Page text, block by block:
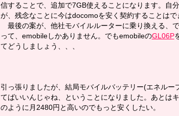
信することで、追加で7GB使えることになります。自
が、残念なことに今はdocomoを安く契約することはで
最後の案が、他社モバイルルーターに乗り換える、
って、emobileしかありません。でもemobileのGL06P
てどうしましょう、、、
引っ張りましたが、結局モバイルバッテリー(エネル
てばいいんじゃね、ということになりました。あとは
のように月2480円と高いのでもっと安くしたい。